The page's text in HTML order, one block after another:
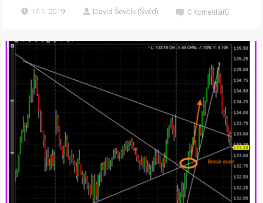
17.1. 2019 David Ševčík (Švéd) 0 Komentářů